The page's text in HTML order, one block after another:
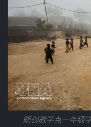
朗创教学点一年级